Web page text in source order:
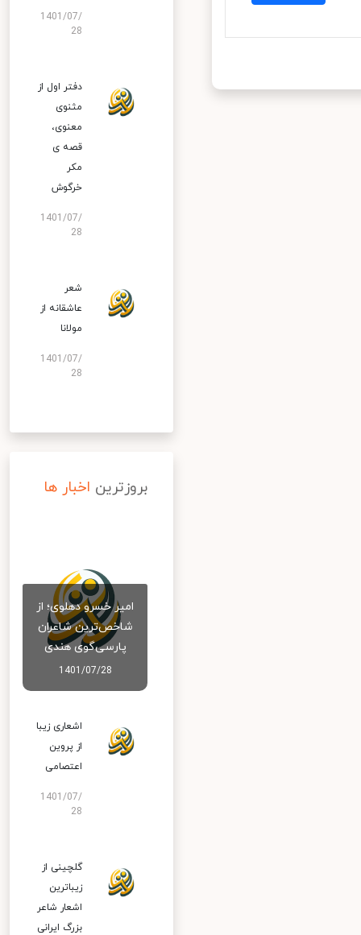
1401/07/
28
دفتر اول از
مثنوی
معنوی،
قصه ی
مکر
خرگوش
1401/07/
28
شعر
عاشقانه از
مولانا
1401/07/
28
بروزترین اخبار ها
امیر خسرو دهلوی؛ از
شاخص‌ترین شاعران
پارسی‌گوی هندی
1401/07/28
اشعاری زیبا
از پروین
اعتصامی
1401/07/
28
گلچینی از
زیباترین
اشعار شاعر
بزرگ ایرانی